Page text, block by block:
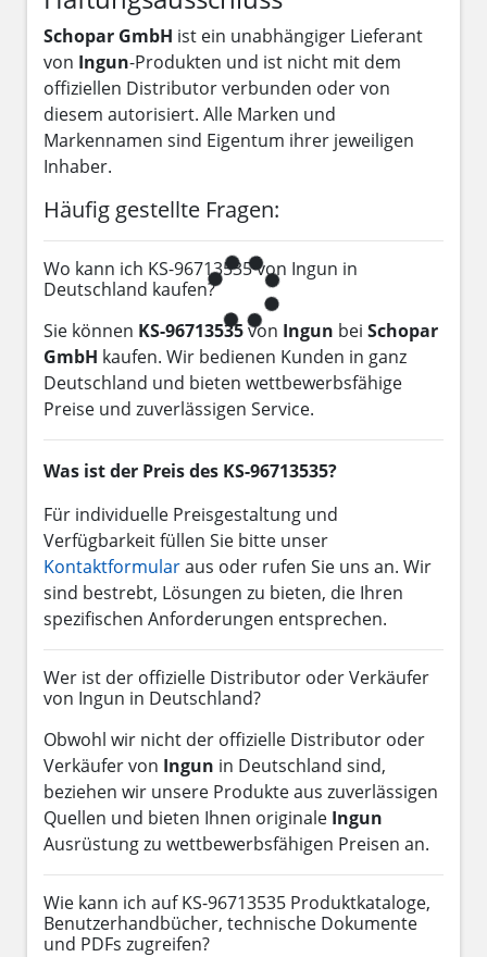
Schopar GmbH ist ein unabhängiger Lieferant
von Ingun-Produkten und ist nicht mit dem
offiziellen Distributor verbunden oder von
diesem autorisiert. Alle Marken und
Markennamen sind Eigentum ihrer jeweiligen
Inhaber.
Häufig gestellte Fragen:
Wo kann ich KS-96713535 von Ingun in
Deutschland kaufen?
Sie können KS-96713535von Ingun bei Schopar
GmbH kaufen. Wir bedienen Kunden in ganz
Deutschland und bieten wettbewerbsfähige
Preise und zuverlässigen Service.
Was ist der Preis des KS-96713535?
Für individuelle Preisgestaltung und
Verfügbarkeit füllen Sie bitte unser
Kontaktformularaus oder rufen Sie uns an. Wir
sind bestrebt, Lösungen zu bieten, die Ihren
spezifischen Anforderungen entsprechen.
Wer ist der offizielle Distributor oder Verkäufer
von Ingun in Deutschland?
Obwohl wir nicht der offizielle Distributor oder
Verkäufer von Ingun in Deutschland sind,
beziehen wir unsere Produkte aus zuverlässigen
Quellen und bieten Ihnen originale Ingun
Ausrüstung zu wettbewerbsfähigen Preisen an.
Wie kann ich auf KS-96713535 Produktkataloge,
Benutzerhandbücher, technische Dokumente
und PDFs zugreifen?